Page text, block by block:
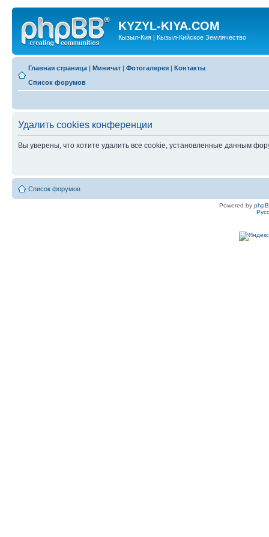
KYZYL-KIYA.COM
Кызыл-Кия | Кызыл-Кийское Землячество
Главная страница | Миничат | Фотогалерея | Контакты
Список форумов
Удалить cookies конференции
Вы уверены, что хотите удалить все cookie, установленные данным
Список форумов
Powered by